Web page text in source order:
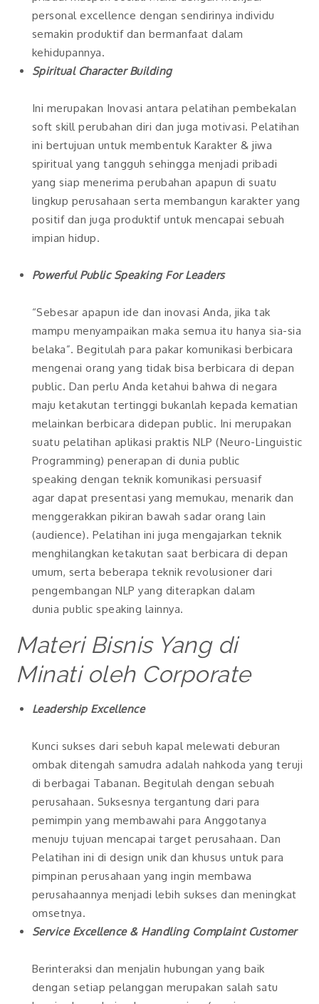
personal excellence dengan sendirinya individu
semakin produktif dan bermanfaat dalam
kehidupannya.
Spiritual Character Building
Ini merupakan Inovasi antara pelatihan pembekalan
soft skill perubahan diri dan juga motivasi. Pelatihan
ini bertujuan untuk membentuk Karakter & jiwa
spiritual yang tangguh sehingga menjadi pribadi
yang siap menerima perubahan apapun di suatu
lingkup perusahaan serta membangun karakter yang
positif dan juga produktif untuk mencapai sebuah
impian hidup.
Powerful Public Speaking For Leaders
“Sebesar apapun ide dan inovasi Anda, jika tak
mampu menyampaikan maka semua itu hanya sia-sia
belaka”. Begitulah para pakar komunikasi berbicara
mengenai orang yang tidak bisa berbicara di depan
public. Dan perlu Anda ketahui bahwa di negara
maju ketakutan tertinggi bukanlah kepada kematian
melainkan berbicara didepan public. Ini merupakan
suatu pelatihan aplikasi praktis NLP (Neuro-Linguistic
Programming) penerapan di dunia public
speaking dengan teknik komunikasi persuasif
agar dapat presentasi yang memukau, menarik dan
menggerakkan pikiran bawah sadar orang lain
(audience). Pelatihan ini juga mengajarkan teknik
menghilangkan ketakutan saat berbicara di depan
umum, serta beberapa teknik revolusioner dari
pengembangan NLP yang diterapkan dalam
dunia public speaking lainnya.
Materi Bisnis Yang di
Minati oleh Corporate
Leadership Excellence
Kunci sukses dari sebuh kapal melewati deburan
ombak ditengah samudra adalah nahkoda yang teruji
di berbagai Tabanan. Begitulah dengan sebuah
perusahaan. Suksesnya tergantung dari para
pemimpin yang membawahi para Anggotanya
menuju tujuan mencapai target perusahaan. Dan
Pelatihan ini di design unik dan khusus untuk para
pimpinan perusahaan yang ingin membawa
perusahaannya menjadi lebih sukses dan meningkat
omsetnya.
Service Excellence & Handling Complaint Customer
Berinteraksi dan menjalin hubungan yang baik
dengan setiap pelanggan merupakan salah satu